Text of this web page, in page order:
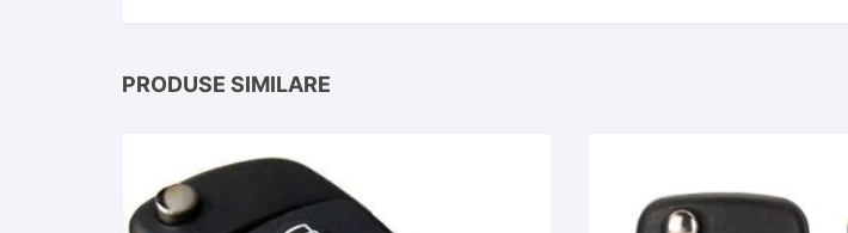
PRODUSE SIMILARE